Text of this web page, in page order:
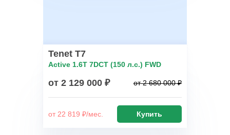
Tenet T7
Active 1.6T 7DCT (150 л.с.) FWD
от 2 129 000 ₽ от 2 680 000 ₽
от 22 819 ₽/мес. Купить